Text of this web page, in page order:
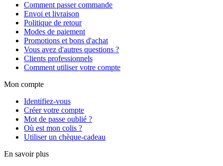
Comment passer commande
Envoi et livraison
Politique de retour
Modes de paiement
Promotions et bons d'achat
Vous avez d'autres questions ?
Clients professionnels
Comment utiliser votre compte
Mon compte
Identifiez-vous
Créer votre compte
Mot de passe oublié ?
Où est mon colis ?
Utiliser un chèque-cadeau
En savoir plus